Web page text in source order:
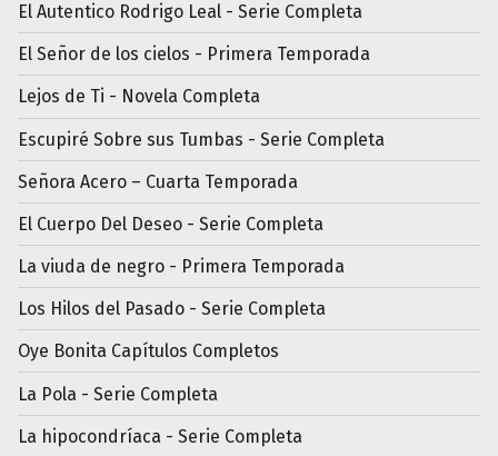
El Autentico Rodrigo Leal - Serie Completa
El Señor de los cielos - Primera Temporada
Lejos de Ti - Novela Completa
Escupiré Sobre sus Tumbas - Serie Completa
Señora Acero – Cuarta Temporada
El Cuerpo Del Deseo - Serie Completa
La viuda de negro - Primera Temporada
Los Hilos del Pasado - Serie Completa
Oye Bonita Capítulos Completos
La Pola - Serie Completa
La hipocondríaca - Serie Completa